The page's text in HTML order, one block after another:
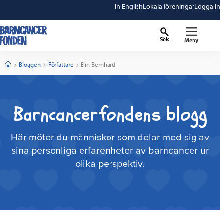
In EnglishLokala föreningarLogga in
Sök Meny
StartBloggen Författare Current:
Elin Bernhard
Barncancerfondens blogg
Här möter du människor som delar med sig av
sina personliga erfarenheter av barncancer ur
olika perspektiv.